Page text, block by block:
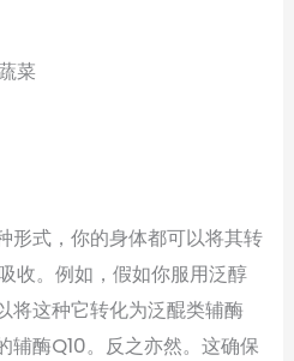
菜
形式，你的身体都可以将其转
收。例如，假如你服用泛醇
将这种它转化为泛醌类辅酶
辅酶Q10。反之亦然。这确保